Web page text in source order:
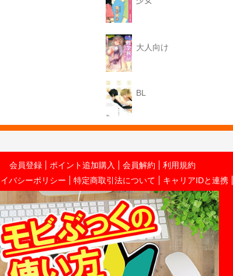
大人向け
BL
会員登録 ポイント追加購入 会員解約
利用規約
バシーポリシー 特定商取引法について キャリアIDと連携